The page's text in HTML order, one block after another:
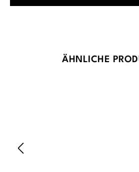
Produktgalerie überspringen
ÄHNLICHE